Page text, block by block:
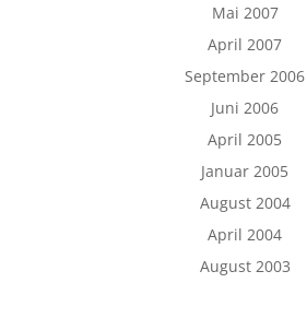
Mai 2007
April 2007
September 2006
Juni 2006
April 2005
Januar 2005
August 2004
April 2004
August 2003